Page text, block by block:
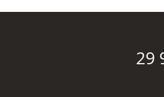
29